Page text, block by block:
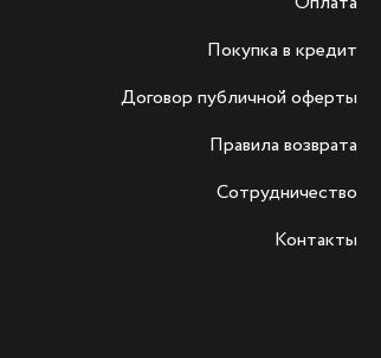
Покупка в кредит
Договор публичной оферты
Правила возврата
Сотрудничество
Контакты